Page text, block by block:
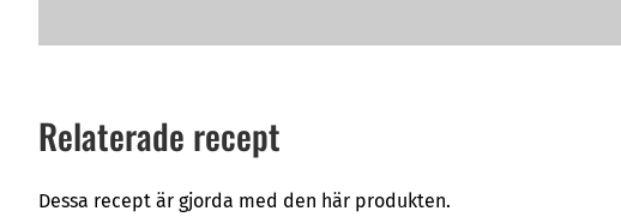
Kolhydrat
8,8 g
Socker
5,5 g
Relaterade recept
Dessa recept är gjorda med den här produkten.